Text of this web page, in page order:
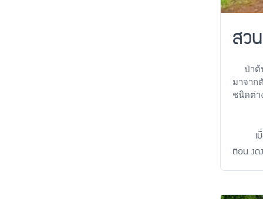
สว
ป่าต้น
มาจาก
ชนิดต่า
เมื่อ
ตอน งด